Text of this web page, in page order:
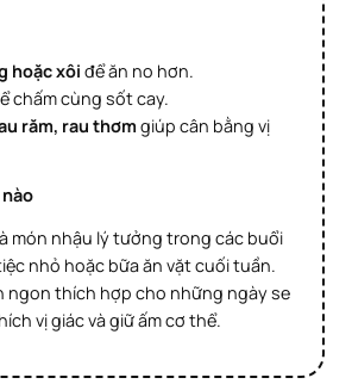
hoặc xôi để ăn no hơn.
chấm cùng sốt cay.
răm, rau thơm giúp cân bằng vị
nhỏ hoặc bữa ăn vặt cuối tuần.
ngon thích hợp cho những ngày se
vị giác và giữ ấm cơ thể.